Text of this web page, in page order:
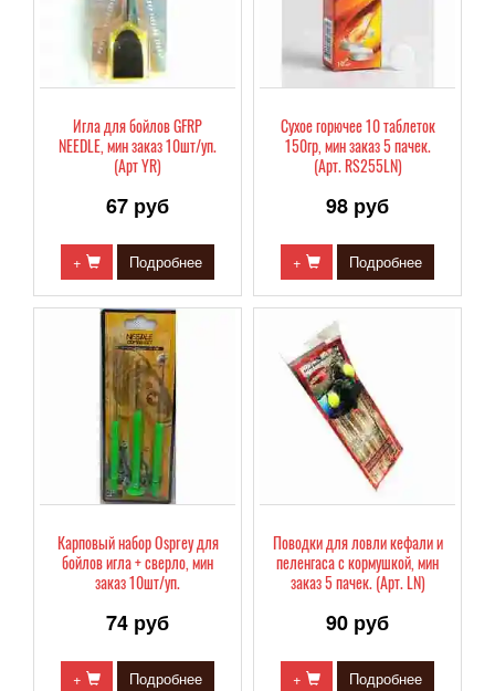
Игла для бойлов GFRP
NEEDLE, мин заказ 10шт/уп.
(Арт YR)
67 руб
+ Подробнее
Сухое горючее 10 таблеток
150гр, мин заказ 5 пачек.
(Арт. RS255LN)
98 руб
+ Подробнее
Карповый набор Osprey для
бойлов игла + сверло, мин
заказ 10шт/уп.
74 руб
+ Подробнее
Поводки для ловли кефали и
пеленгаса с кормушкой, мин
заказ 5 пачек. (Арт. LN)
90 руб
+ Подробнее